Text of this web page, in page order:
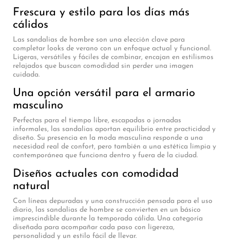
Frescura y estilo para los días más
cálidos
Las sandalias de hombre son una elección clave para
completar looks de verano con un enfoque actual y funcional.
Ligeras, versátiles y fáciles de combinar, encajan en estilismos
relajados que buscan comodidad sin perder una imagen
cuidada.
Una opción versátil para el armario
masculino
Perfectas para el tiempo libre, escapadas o jornadas
informales, las sandalias aportan equilibrio entre practicidad y
diseño. Su presencia en la moda masculina responde a una
necesidad real de confort, pero también a una estética limpia y
contemporánea que funciona dentro y fuera de la ciudad.
Diseños actuales con comodidad
natural
Con líneas depuradas y una construcción pensada para el uso
diario, las sandalias de hombre se convierten en un básico
imprescindible durante la temporada cálida. Una categoría
diseñada para acompañar cada paso con ligereza,
personalidad y un estilo fácil de llevar.